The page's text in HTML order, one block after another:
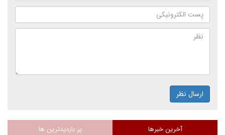
ارسال نظر
آخرین خبرها پر بازدیدترین ها